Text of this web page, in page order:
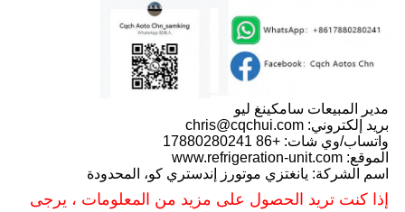
مدير المبيعات سامكينغ ليو
بريد إلكتروني: chris@cqchui.com
واتساب/وي شات: +86 17880280241
الموقع: www.refrigeration-unit.com
اسم الشركة: يانغتزي موتورز إندستري كو، المحدودة
إذا كنت تريد الحصول على مزيد من المعلومات ، يرجى